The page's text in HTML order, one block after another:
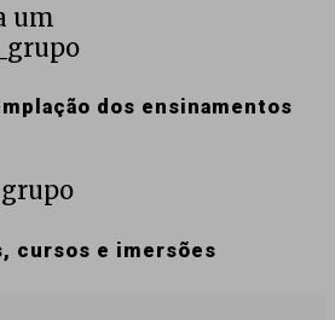
um
dos ensinamentos
cursos e imersões